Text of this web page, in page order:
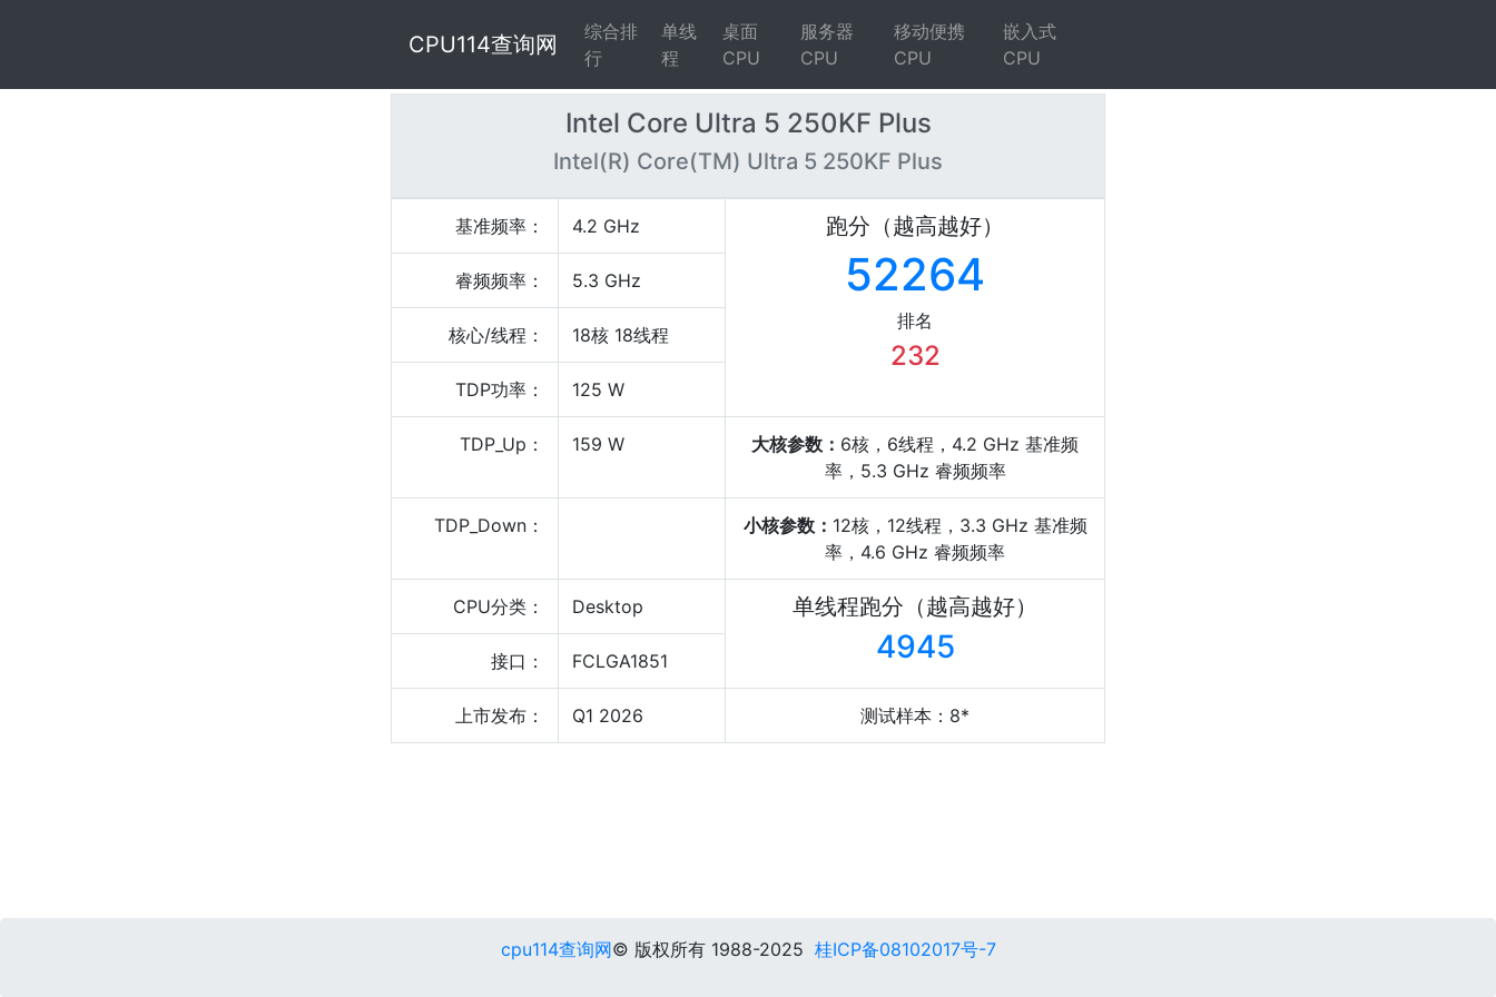
CPU114查询网
综合排
行
单线
程
桌面
CPU
服务器
CPU
移动便携
CPU
嵌入式
CPU
Intel Core Ultra 5 250KF Plus
Intel(R) Core(TM) Ultra 5 250KF Plus
基准频率： 4.2 GHz 跑分（越高越好）
52264
排名
232
睿频频率： 5.3 GHz
核心/线程： 18核 18线程
TDP功率： 125 W
TDP_Up： 159 W 大核参数： 6核，6线程，4.2 GHz 基准频
率，5.3 GHz 睿频频率
TDP_Down： 小核参数： 12核，12线程，3.3 GHz 基准频
率，4.6 GHz 睿频频率
CPU分类： Desktop 单线程跑分（越高越好）
4945
接口： FCLGA1851
上市发布： Q1 2026 测试样本：8*
cpu114查询网© 版权所有 1988-2025 桂ICP备08102017号-7